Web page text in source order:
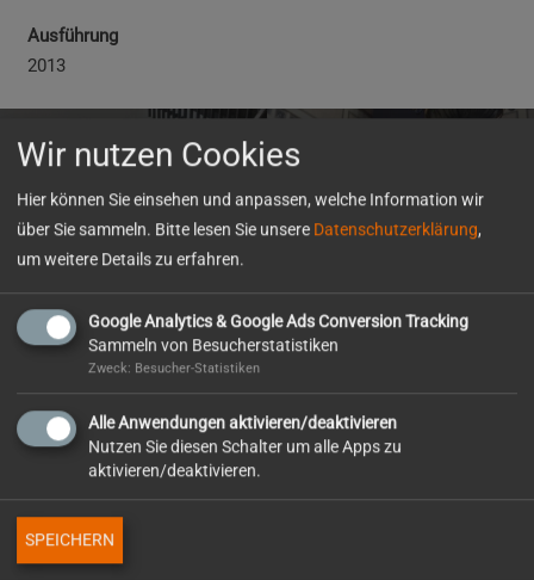
Ausführung
2013
Bossert und Kast
Pforzheim
Pforzheim
Mitgliedschaften
So erreichen Sie uns
Otto Wolf GmbH
Wir nutzen Cookies
Hier können Sie einsehen und anpassen, welche Information wir
über Sie sammeln. Bitte lesen Sie unsere Datenschutzerklärung,
um weitere Details zu erfahren.
Google Analytics & Google Ads Conversion Tracking
Sammeln von Besucherstatistiken
Zweck: Besucher-Statistiken
Alle Anwendungen aktivieren/deaktivieren
Nutzen Sie diesen Schalter um alle Apps zu
aktivieren/deaktivieren.
SPEICHERN